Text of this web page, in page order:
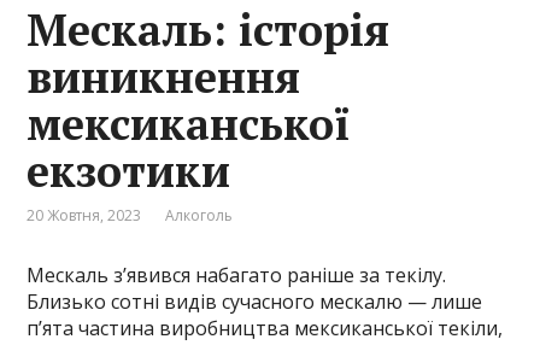
Мескаль: історія
виникнення
мексиканської
екзотики
20 Жовтня, 2023 Алкоголь
Мескаль з’явився набагато раніше за текілу.
Близько сотні видів сучасного мескалю — лише
п’ята частина виробництва мексиканської текіли,